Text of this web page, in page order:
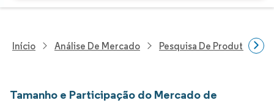
Início Análise De Mercado Pesquisa De Produtos
Tamanho e Participação do Mercado de